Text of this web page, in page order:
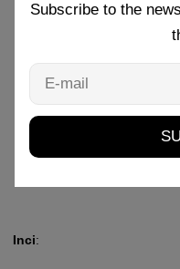
Inci:
Subscribe to the
mail